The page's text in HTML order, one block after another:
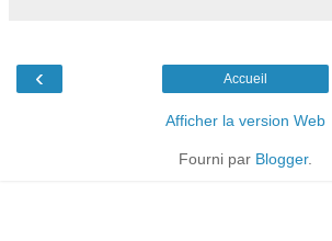
‹ Accueil
Afficher la version Web
Fourni par Blogger.